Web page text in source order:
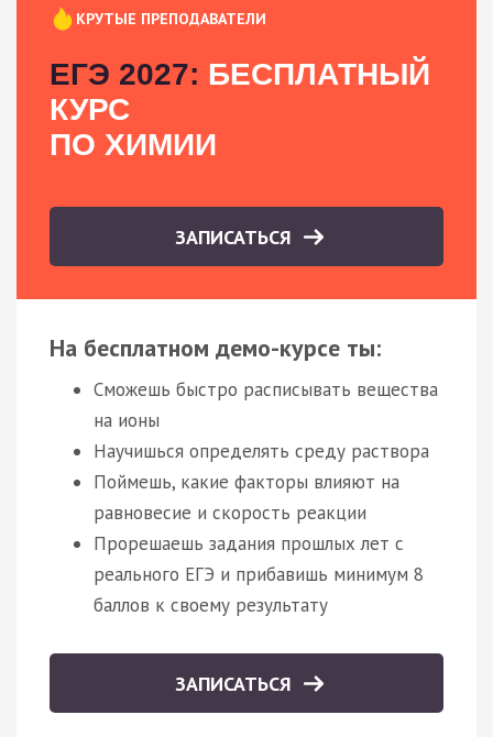
КРУТЫЕ ПРЕПОДАВАТЕЛИ
ЕГЭ 2027: БЕСПЛАТНЫЙ
КУРС
ПО ХИМИИ
ЗАПИСАТЬСЯ
На бесплатном демо-курсе ты:
Сможешь быстро расписывать вещества
на ионы
Научишься определять среду раствора
Поймешь, какие факторы влияют на
равновесие и скорость реакции
Прорешаешь задания прошлых лет с
реального ЕГЭ и прибавишь минимум 8
баллов к своему результату
ЗАПИСАТЬСЯ